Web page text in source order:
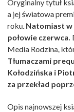
Oryginalny tytuł
a jej światowa
roku. Natomiast w
połowie czerwca.
Media Rodzina,
Tłumaczami
Kołodzińska i
za przekład
Opis najnowszej